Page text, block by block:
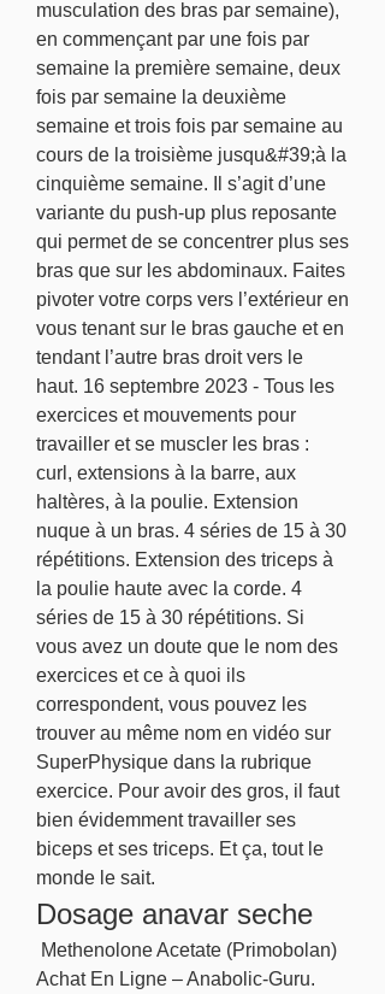
musculation des bras par semaine),
en commençant par une fois par
semaine la première semaine, deux
fois par semaine la deuxième
semaine et trois fois par semaine au
cours de la troisième jusqu&#39;à la
cinquième semaine. Il s’agit d’une
variante du push-up plus reposante
qui permet de se concentrer plus ses
bras que sur les abdominaux. Faites
pivoter votre corps vers l’extérieur en
vous tenant sur le bras gauche et en
tendant l’autre bras droit vers le
haut. 16 septembre 2023 - Tous les
exercices et mouvements pour
travailler et se muscler les bras :
curl, extensions à la barre, aux
haltères, à la poulie. Extension
nuque à un bras. 4 séries de 15 à 30
répétitions. Extension des triceps à
la poulie haute avec la corde. 4
séries de 15 à 30 répétitions. Si
vous avez un doute que le nom des
exercices et ce à quoi ils
correspondent, vous pouvez les
trouver au même nom en vidéo sur
SuperPhysique dans la rubrique
exercice. Pour avoir des gros, il faut
bien évidemment travailler ses
biceps et ses triceps. Et ça, tout le
monde le sait.
Dosage anavar seche
Achat En Ligne – Anabolic-Guru.